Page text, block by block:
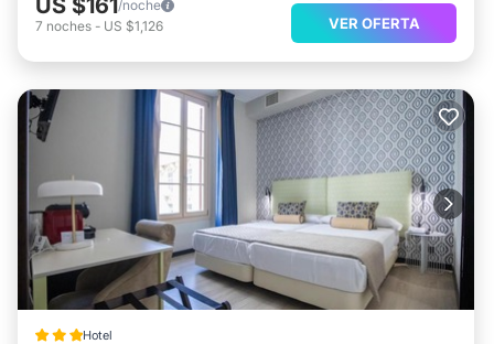
/noche
7 noches - US $1,126 VER OFERTA
Hotel